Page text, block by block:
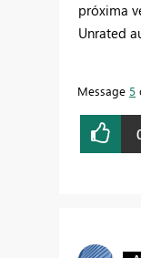
próxima
Unrated
Message 5